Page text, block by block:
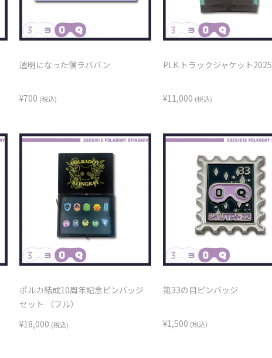
透明になった僕ラババン
¥700 (税込)
PLK.トラックジャケット2025
¥11,000 (税込)
ポルカ結成10周年記念ピンバッジ
セット （フル）
¥18,000 (税込)
第33の目ピンバッジ
¥1,500 (税込)